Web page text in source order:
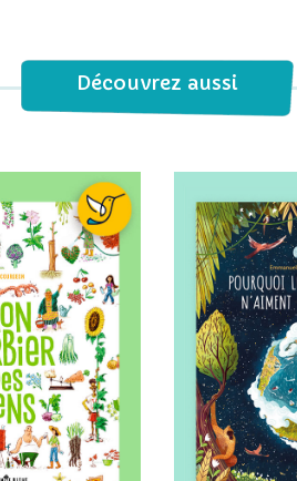
Découvrez aussi